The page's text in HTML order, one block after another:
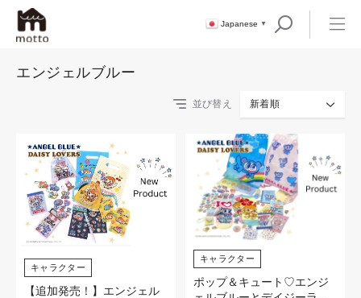
Japanese ▼
エンジェルブルー
並び替え 新着順
キャラクター
【追加発売！】エンジェル
キャラクター
ポップ＆キュート♡エンジ